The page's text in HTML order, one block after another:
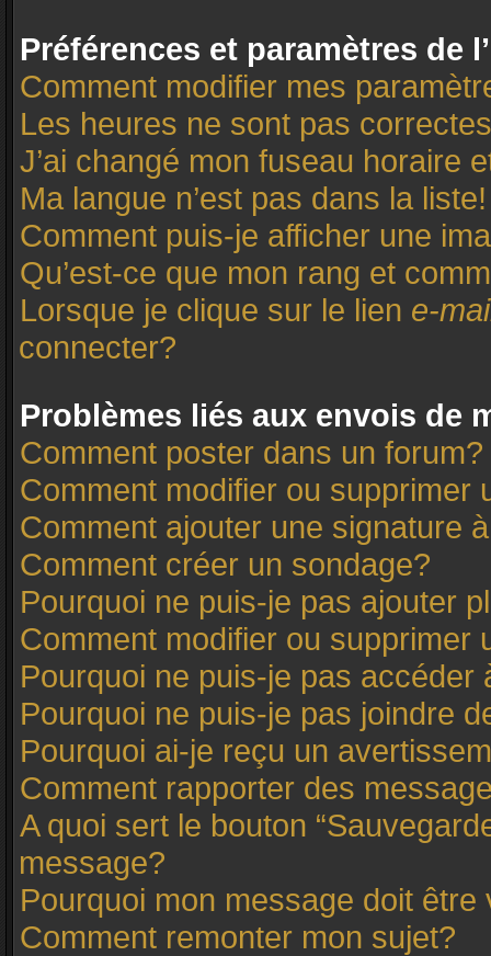
Préférences et paramètres de
Comment modifier mes
Les heures ne sont pas
J’ai changé mon fuseau horaire
Ma langue n’est pas dans la liste!
Comment puis-je afficher une
Qu’est-ce que mon rang et
Lorsque je clique sur le lien e-
connecter?
Problèmes liés aux envois de
Comment poster dans un forum?
Comment modifier ou supprimer
Comment ajouter une signature
Comment créer un sondage?
Pourquoi ne puis-je pas ajouter
Comment modifier ou supprimer
Pourquoi ne puis-je pas accéder
Pourquoi ne puis-je pas joindre
Pourquoi ai-je reçu un
Comment rapporter des
A quoi sert le bouton
message?
Pourquoi mon message doit être
Comment remonter mon sujet?